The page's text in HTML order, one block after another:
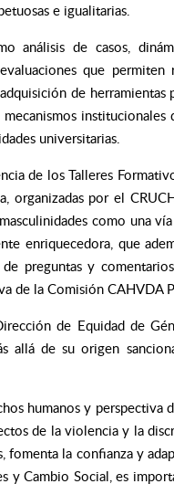
e igualitarias.
análisis de casos,
que
de
universitarias.
de los Talleres
organizadas por el
como una
enriquecedora, que
preguntas y
de la Comisión CAHVDA
de Equidad de
allá de su origen
humanos y perspectiva
de la violencia y la
la confianza y
Cambio Social, es